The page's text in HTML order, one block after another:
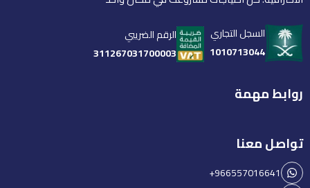
السجل التجاري
1010713044
الرقم الضريبي
311267031700003
روابط مهمة
تواصل معنا
+966557016641